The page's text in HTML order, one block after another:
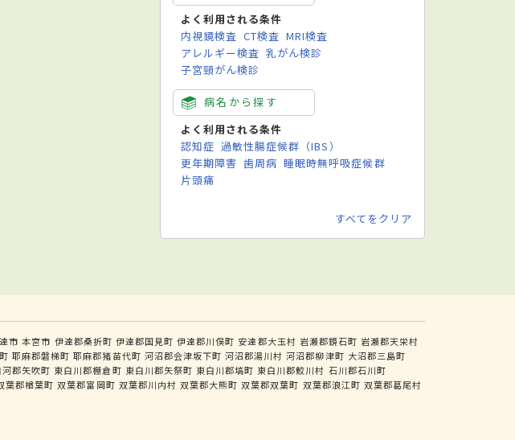
よく利用される条件
内視鏡検査 CT検査 MRI検査
アレルギー検査 乳がん検診
子宮頸がん検診
病名から探す
よく利用される条件
認知症 過敏性腸症候群（IBS）
更年期障害 歯周病 睡眠時無呼吸症候群
片頭痛
すべてをクリア
市 本宮市 伊達郡桑折町 伊達郡国見町 伊達郡川俣町 安達郡大玉村 岩瀬郡鏡石町 岩瀬郡天栄村
耶麻郡磐梯町 耶麻郡猪苗代町 河沼郡会津坂下町 河沼郡湯川村 河沼郡柳津町 大沼郡三島町
河郡矢吹町 東白川郡棚倉町 東白川郡矢祭町 東白川郡塙町 東白川郡鮫川村 石川郡石川町
葉郡楢葉町 双葉郡富岡町 双葉郡川内村 双葉郡大熊町 双葉郡双葉町 双葉郡浪江町 双葉郡葛尾村